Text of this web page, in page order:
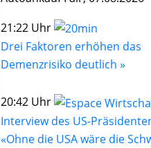
21:22 Uhr
Drei Faktoren erhöhen das
Demenzrisiko deutlich »
20:42 Uhr
Interview des US-
«Ohne die USA wäre die